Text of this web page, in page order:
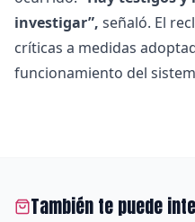
investigar”, señaló. El
críticas a medidas
funcionamiento del
También te puede